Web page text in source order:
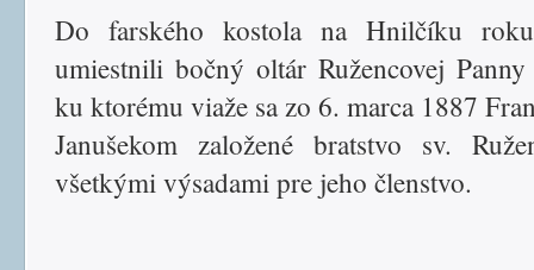
Do farského kostola na Hnilčíku
umiestnili bočný oltár Ružencovej
ku ktorému viaže sa zo 6. marca 1887
Janušekom založené bratstvo sv.
všetkými výsadami pre jeho členstvo.